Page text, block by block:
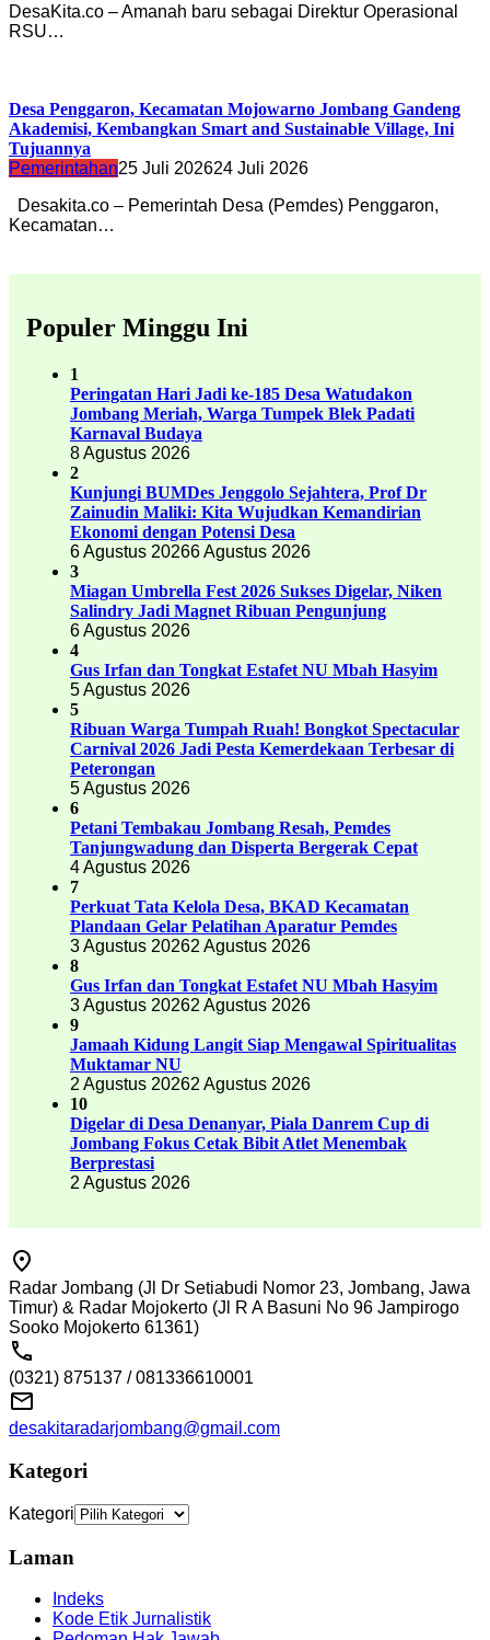
DesaKita.co – Amanah baru sebagai Direktur Operasional
RSU…
Desa Penggaron, Kecamatan Mojowarno Jombang Gandeng
Akademisi, Kembangkan Smart and Sustainable Village, Ini
Tujuannya
Pemerintahan25 Juli 202624 Juli 2026
Desakita.co – Pemerintah Desa (Pemdes) Penggaron,
Kecamatan…
Populer Minggu Ini
1
Peringatan Hari Jadi ke-185 Desa Watudakon
Jombang Meriah, Warga Tumpek Blek Padati
Karnaval Budaya
8 Agustus 2026
2
Kunjungi BUMDes Jenggolo Sejahtera, Prof Dr
Zainudin Maliki: Kita Wujudkan Kemandirian
Ekonomi dengan Potensi Desa
6 Agustus 20266 Agustus 2026
3
Miagan Umbrella Fest 2026 Sukses Digelar, Niken
Salindry Jadi Magnet Ribuan Pengunjung
6 Agustus 2026
4
Gus Irfan dan Tongkat Estafet NU Mbah Hasyim
5 Agustus 2026
5
Ribuan Warga Tumpah Ruah! Bongkot Spectacular
Carnival 2026 Jadi Pesta Kemerdekaan Terbesar di
Peterongan
5 Agustus 2026
6
Petani Tembakau Jombang Resah, Pemdes
Tanjungwadung dan Disperta Bergerak Cepat
4 Agustus 2026
7
Perkuat Tata Kelola Desa, BKAD Kecamatan
Plandaan Gelar Pelatihan Aparatur Pemdes
3 Agustus 20262 Agustus 2026
8
Gus Irfan dan Tongkat Estafet NU Mbah Hasyim
3 Agustus 20262 Agustus 2026
9
Jamaah Kidung Langit Siap Mengawal Spiritualitas
Muktamar NU
2 Agustus 20262 Agustus 2026
10
Digelar di Desa Denanyar, Piala Danrem Cup di
Jombang Fokus Cetak Bibit Atlet Menembak
Berprestasi
2 Agustus 2026
Radar Jombang (Jl Dr Setiabudi Nomor 23, Jombang, Jawa
Timur) & Radar Mojokerto (Jl R A Basuni No 96 Jampirogo
Sooko Mojokerto 61361)
(0321) 875137 / 081336610001
desakitaradarjombang@gmail.com
Kategori
Kategori
Laman
Indeks
Kode Etik Jurnalistik